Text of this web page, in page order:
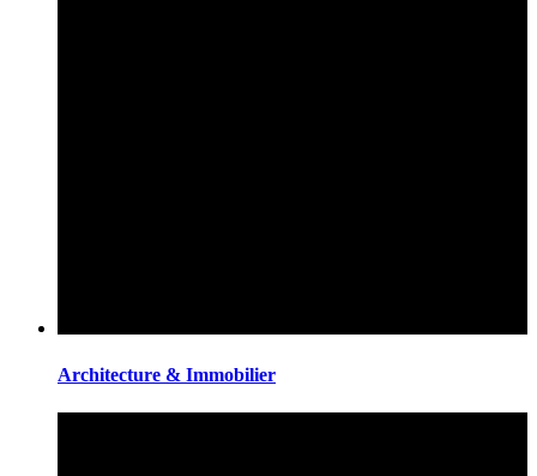
Architecture & Immobilier